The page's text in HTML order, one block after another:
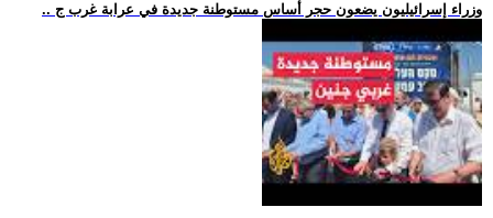
.. وزراء إسرائيليون يضعون حجر أساس مستوطنة جديدة في عرابة غرب ج